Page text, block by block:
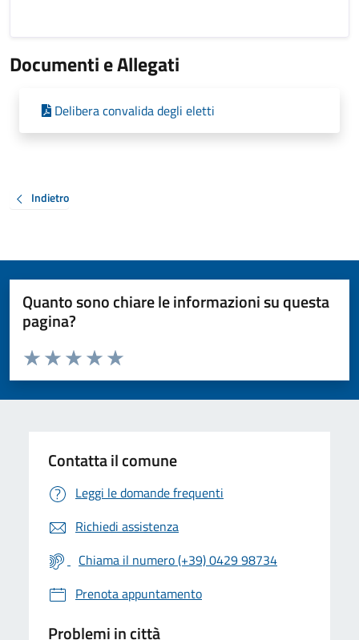
Documenti e Allegati
Delibera convalida degli eletti
Indietro
Quanto sono chiare le informazioni su questa
pagina?
Valuta da 1 a 5 stelle la pagina
Valuta 5 stelle su 5
Valuta 4 stelle su 5
Valuta 3 stelle su 5
Valuta 2 stelle su 5
Valuta 1 stelle su 5
Contatta il comune
Leggi le domande frequenti
Richiedi assistenza
Chiama il numero (+39) 0429 98734
Prenota appuntamento
Problemi in città